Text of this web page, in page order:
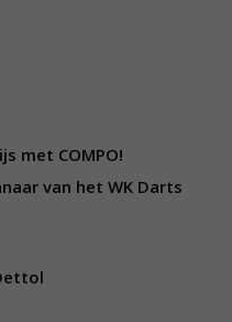
met COMPO!
van het WK Darts